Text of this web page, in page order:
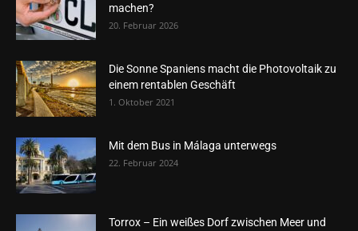
machen?
20. Februar 2026
Die Sonne Spaniens macht die Photovoltaik zu
einem rentablen Geschäft
1. Oktober 2021
Mit dem Bus in Málaga unterwegs
22. Februar 2024
Torrox – Ein weißes Dorf zwischen Meer und